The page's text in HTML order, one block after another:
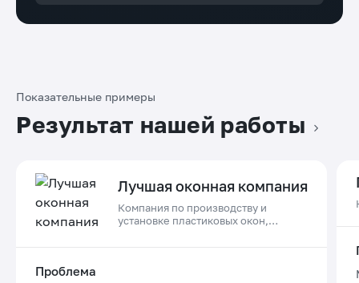
Показательные примеры
Результат нашей работы
Лучшая оконная компания
Компания по производству и
установке пластиковых окон,
Проблема